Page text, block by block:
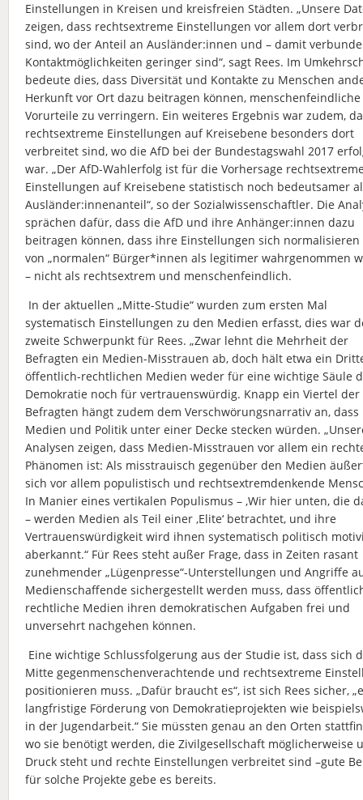
Einstellungen in Kreisen und kreisfreien Städten. „Unsere
zeigen, dass rechtsextreme Einstellungen vor allem dort
sind, wo der Anteil an Ausländer:innen und – damit
Kontaktmöglichkeiten geringer sind“, sagt Rees. Im
bedeute dies, dass Diversität und Kontakte zu Menschen
Herkunft vor Ort dazu beitragen können, menschenfeindliche
Vorurteile zu verringern. Ein weiteres Ergebnis war zudem,
rechtsextreme Einstellungen auf Kreisebene besonders dort
verbreitet sind, wo die AfD bei der Bundestagswahl 2017
war. „Der AfD-Wahlerfolg ist für die Vorhersage
Einstellungen auf Kreisebene statistisch noch bedeutsamer
Ausländer:innenanteil“, so der Sozialwissenschaftler. Die
sprächen dafür, dass die AfD und ihre Anhänger:innen dazu
beitragen können, dass ihre Einstellungen sich
von „normalen“ Bürger*innen als legitimer wahrgenommen
– nicht als rechtsextrem und menschenfeindlich.
In der aktuellen „Mitte-Studie“ wurden zum ersten Mal
systematisch Einstellungen zu den Medien erfasst, dies war
zweite Schwerpunkt für Rees. „Zwar lehnt die Mehrheit der
Befragten ein Medien-Misstrauen ab, doch hält etwa ein
öffentlich-rechtlichen Medien weder für eine wichtige Säule
Demokratie noch für vertrauenswürdig. Knapp ein Viertel der
Befragten hängt zudem dem Verschwörungsnarrativ an, dass
Medien und Politik unter einer Decke stecken würden.
Analysen zeigen, dass Medien-Misstrauen vor allem ein
Phänomen ist: Als misstrauisch gegenüber den Medien
sich vor allem populistisch und rechtsextremdenkende
In Manier eines vertikalen Populismus – ‚Wir hier unten, die
– werden Medien als Teil einer ‚Elite‘ betrachtet, und ihre
Vertrauenswürdigkeit wird ihnen systematisch politisch
aberkannt.“ Für Rees steht außer Frage, dass in Zeiten rasant
zunehmender „Lügenpresse“-Unterstellungen und Angriffe
Medienschaffende sichergestellt werden muss, dass
rechtliche Medien ihren demokratischen Aufgaben frei und
unversehrt nachgehen können.
Eine wichtige Schlussfolgerung aus der Studie ist, dass sich
Mitte gegenmenschenverachtende und rechtsextreme
positionieren muss. „Dafür braucht es“, ist sich Rees sicher,
langfristige Förderung von Demokratieprojekten wie
in der Jugendarbeit.“ Sie müssten genau an den Orten
wo sie benötigt werden, die Zivilgesellschaft möglicherweise
Druck steht und rechte Einstellungen verbreitet sind –gute
für solche Projekte gebe es bereits.